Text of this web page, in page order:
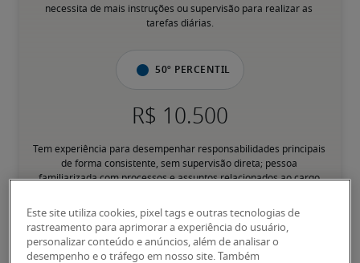
necessita de mais instruções ou supervisão para realizar as
tarefas diárias.
50º percentil
Tem experiência para desempenhar responsabilidades principais
de forma consistente, sem supervisão direta; pessoa
familiarizada com processos e assuntos relacionados ao cargo.
75º percentil
Este site utiliza cookies, pixel tags e outras tecnologias de
rastreamento para aprimorar a experiência do usuário,
personalizar conteúdo e anúncios, além de analisar o
desempenho e o tráfego em nosso site. Também